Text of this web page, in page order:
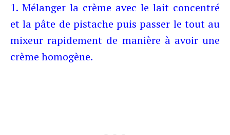
1. Mélanger la crème avec le lait concentré
et la pâte de pistache puis passer le tout au
mixeur rapidement de manière à avoir une
crème homogène.